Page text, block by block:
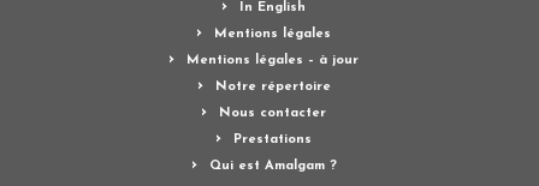
In English
Mentions légales
Mentions légales – à jour
Notre répertoire
Nous contacter
Prestations
Qui est Amalgam ?